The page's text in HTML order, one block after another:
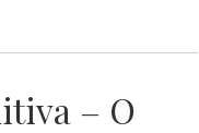
– O